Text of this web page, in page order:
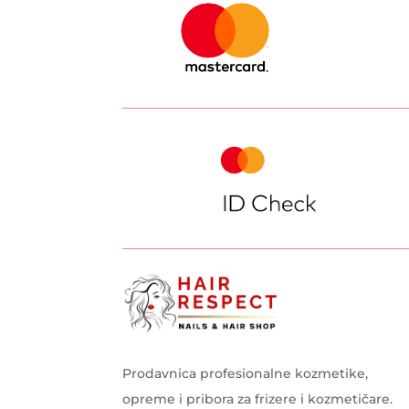
Prodavnica profesionalne kozmetike,
opreme i pribora za frizere i kozmetičare.